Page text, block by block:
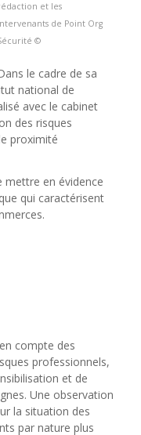
et les
de Point Org
©
le cadre de sa
national de
avec le cabinet
des risques
proximité
en évidence
qui caractérisent
compte des
professionnels,
et de
Une observation
la situation des
par nature plus